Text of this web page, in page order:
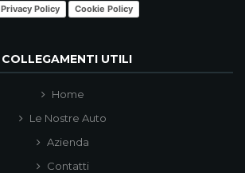
Privacy Policy Cookie Policy
COLLEGAMENTI UTILI
Home
Le Nostre Auto
Azienda
Contatti